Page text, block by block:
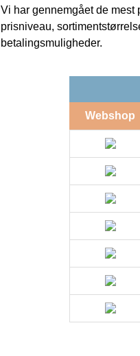
Vi har gennemgået de
prisniveau,
betalingsmuligheder.
Webshop